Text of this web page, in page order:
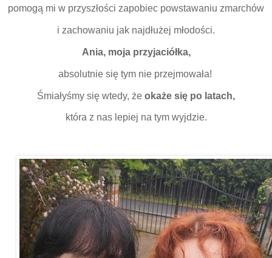
pomogą mi w przyszłości zapobiec powstawaniu zmarchów
i zachowaniu jak najdłużej młodości.
Ania, moja przyjaciółka,
absolutnie się tym nie przejmowała!
Śmiałyśmy się wtedy, że okaże się po latach,
która z nas lepiej na tym wyjdzie.